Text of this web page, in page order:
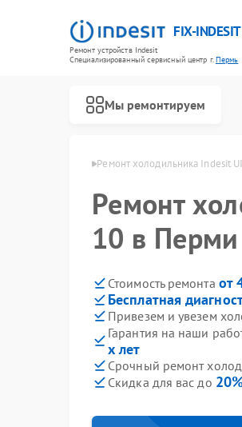
FIX-INDESIT
Ремонт устройств Indesit
Специализированный cервисный центр г.Пермь
Мы ремонтируем
Indesit в Перми Ремонт холодильника Indesit
Ремонт
10 в Перми
Стоимость ремонта от
Бесплатная
Привезем и увезем
Гарантия на наши
х лет
Срочный ремонт
Скидка для вас до